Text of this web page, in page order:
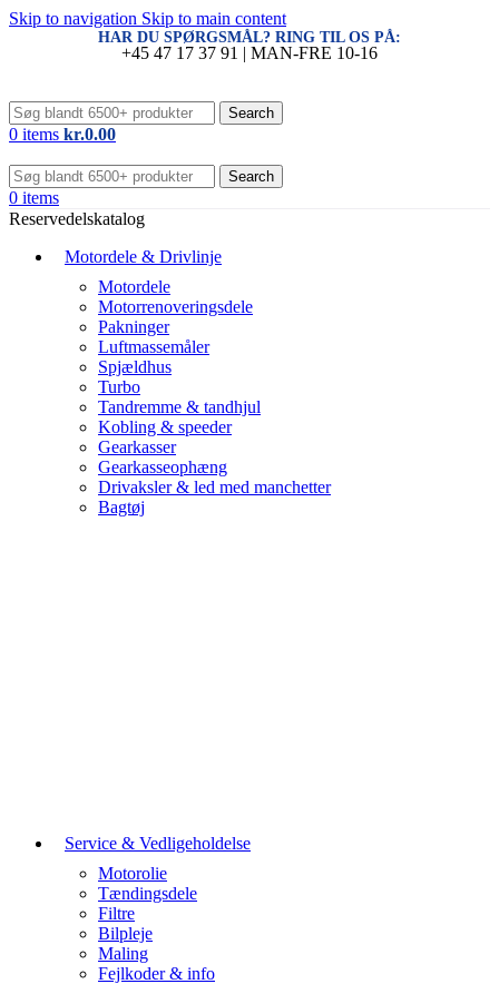
Skip to navigation Skip to main content
HAR DU SPØRGSMÅL? RING TIL OS PÅ:
+45 47 17 37 91 | MAN-FRE 10-16
Search
0 items kr.0.00
Search
0 items
Reservedelskatalog
Motordele & Drivlinje
Motordele
Motorrenoveringsdele
Pakninger
Luftmassemåler
Spjældhus
Turbo
Tandremme & tandhjul
Kobling & speeder
Gearkasser
Gearkasseophæng
Drivaksler & led med manchetter
Bagtøj
Service & Vedligeholdelse
Motorolie
Tændingsdele
Filtre
Bilpleje
Maling
Fejlkoder & info